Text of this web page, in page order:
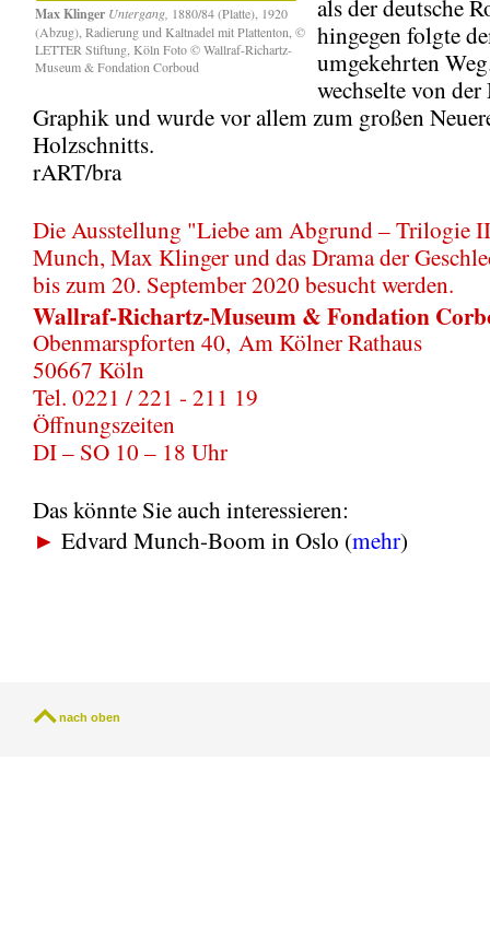
Max Klinger Untergang, 1880/84 (Platte), 1920
(Abzug), Radierung und Kaltnadel mit Plattenton, ©
LETTER Stiftung, Köln Foto © Wallraf-Richartz-
Museum & Fondation Corboud
als der deutsche
hingegen folgte
umgekehrten
wechselte von
Graphik und wurde vor allem zum großen
Holzschnitts.
rART/bra
Die Ausstellung "Liebe am Abgrund – Trilogie
Munch, Max Klinger und das Drama der
bis zum 20. September 2020 besucht werden.
Wallraf-Richartz-Museum & Fondation
Obenmarspforten 40, Am Kölner Rathaus
50667 Köln
Tel. 0221 / 221 - 211 19
Öffnungszeiten
DI – SO 10 – 18 Uhr
Das könnte Sie auch interessieren:
► Edvard Munch-Boom in Oslo (mehr)
nach oben